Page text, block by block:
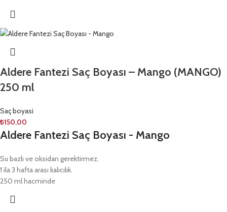
Aldere Fantezi Saç Boyası – Mango (MANGO)
250 ml
Saç boyasi
₺150,00
Aldere Fantezi Saç Boyası - Mango
Su bazlı ve oksidan gerektirmez.
1 ila 3 hafta arası kalıcılık.
250 ml hacminde